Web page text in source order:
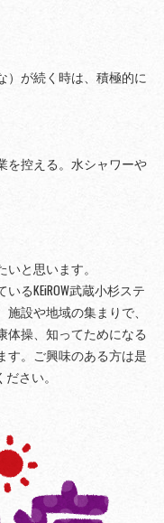
が続く時は、積極的に
控える。水シャワーや
と思います。
るKEiROW武蔵小杉ステ
設や地域の集まりで、
体操、知ってためになる
す。ご興味のある方は是
さい。